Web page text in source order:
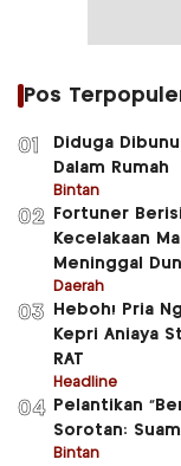
Pos
01
Diduga
Dalam Rumah
Bintan
02
Fortuner
Kecelakaan
Meninggal
Daerah
03
Heboh! Pria
Kepri Aniaya
RAT
Headline
04
Pelantikan
Sorotan:
Bintan